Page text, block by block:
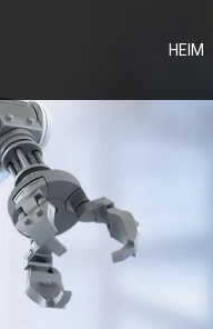
HEIM